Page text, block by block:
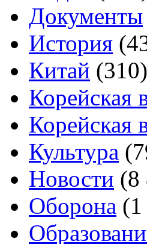
Документы
История
Китай (310)
Корейская
Корейская
Культура
Новости (8
Оборона